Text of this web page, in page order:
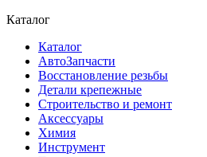
Каталог
Каталог
АвтоЗапчасти
Восстановление резьбы
Детали крепежные
Строительство и ремонт
Аксессуары
Химия
Инструмент